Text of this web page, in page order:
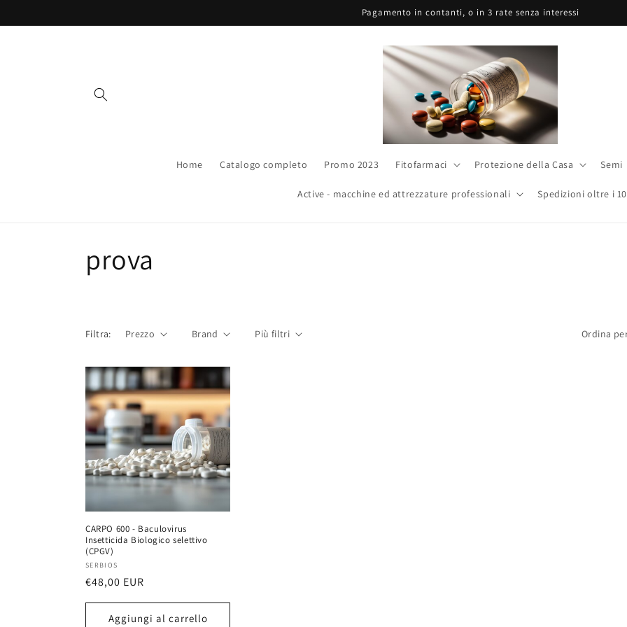
ai contenuti
Pagamento in contanti, o in 3 rate senza interessi
Home Catalogo completo Promo 2023 Fitofarmaci Protezione della Casa Semi
Active - macchine ed attrezzature professionali Spedizioni oltre i
C
l
l
e
z
i
o
n
e
prova
Filtra: Prezzo Brand Più filtri Ordina
CARPO 600 - Baculovirus
Insetticida Biologico selettivo
(CPGV)
Fornitore:
SERBIOS
Prezzo
listino
€48,00 EUR
Aggiungi al carrello